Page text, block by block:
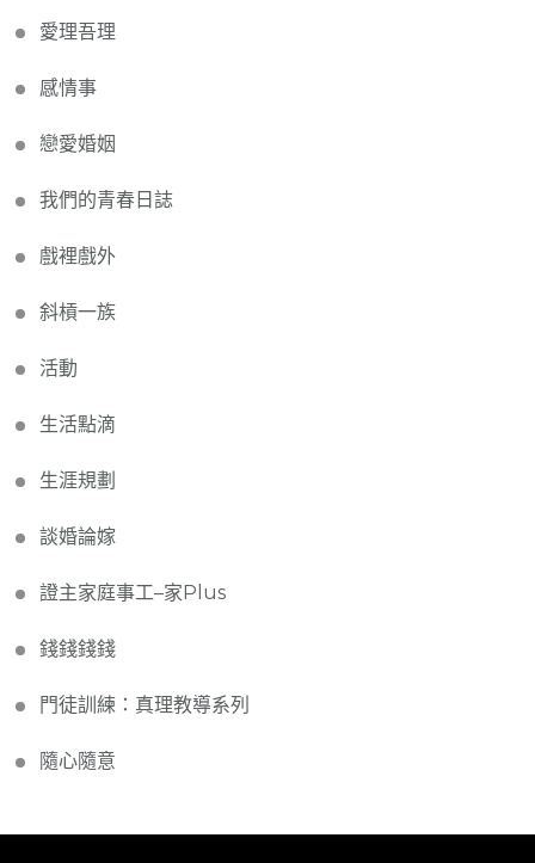
愛理吾理
感情事
戀愛婚姻
我們的青春日誌
戲裡戲外
斜槓一族
活動
生活點滴
生涯規劃
談婚論嫁
證主家庭事工–家Plus
錢錢錢錢
門徒訓練：真理教導系列
隨心隨意